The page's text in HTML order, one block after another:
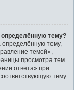
определённую тему?
определённую тему,
темой»,
просмотра тем.
ответа» при
тему.